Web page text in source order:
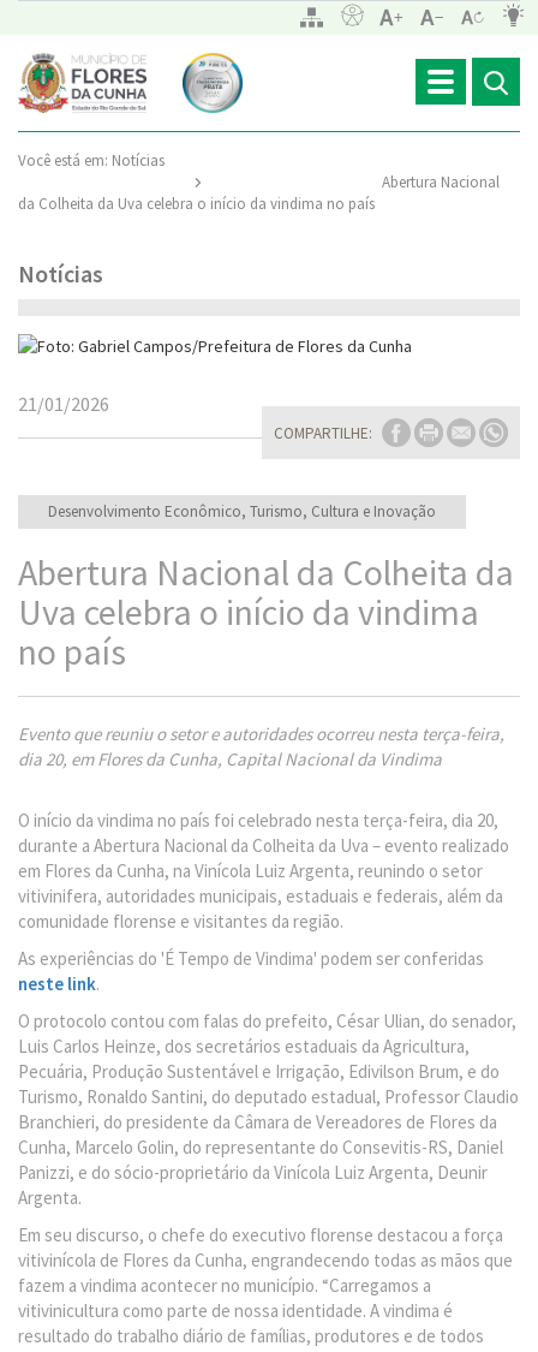
Toggle
navigation
Você está em: Notícias
Abertura Nacional
da Colheita da Uva celebra o início da vindima no país
Notícias
COMPARTILHE:
21/01/2026
Desenvolvimento Econômico, Turismo, Cultura e Inovação
Abertura Nacional da Colheita da
Uva celebra o início da vindima
no país
Evento que reuniu o setor e autoridades ocorreu nesta terça-feira,
dia 20, em Flores da Cunha, Capital Nacional da Vindima
O início da vindima no país foi celebrado nesta terça-feira, dia 20,
durante a Abertura Nacional da Colheita da Uva – evento realizado
em Flores da Cunha, na Vinícola Luiz Argenta, reunindo o setor
vitivinifera, autoridades municipais, estaduais e federais, além da
comunidade florense e visitantes da região.
As experiências do 'É Tempo de Vindima' podem ser conferidas
neste link.
O protocolo contou com falas do prefeito, César Ulian, do senador,
Luis Carlos Heinze, dos secretários estaduais da Agricultura,
Pecuária, Produção Sustentável e Irrigação, Edivilson Brum, e do
Turismo, Ronaldo Santini, do deputado estadual, Professor Claudio
Branchieri, do presidente da Câmara de Vereadores de Flores da
Cunha, Marcelo Golin, do representante do Consevitis-RS, Daniel
Panizzi, e do sócio-proprietário da Vinícola Luiz Argenta, Deunir
Argenta.
Em seu discurso, o chefe do executivo florense destacou a força
vitivinícola de Flores da Cunha, engrandecendo todas as mãos que
fazem a vindima acontecer no município. “Carregamos a
vitivinicultura como parte de nossa identidade. A vindima é
resultado do trabalho diário de famílias, produtores e de todos